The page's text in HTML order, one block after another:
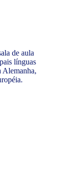
de aula
línguas
Alemanha,